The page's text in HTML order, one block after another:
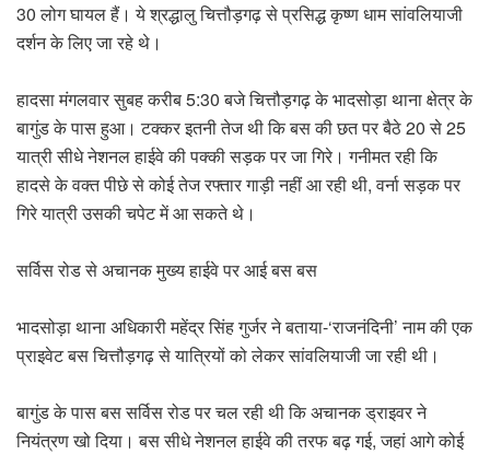
30 लोग घायल हैं। ये श्रद्धालु चित्तौड़गढ़ से प्रसिद्ध कृष्ण धाम सांवलियाजी
दर्शन के लिए जा रहे थे।
हादसा मंगलवार सुबह करीब 5:30 बजे चित्तौड़गढ़ के भादसोड़ा थाना क्षेत्र के
बागुंड के पास हुआ। टक्कर इतनी तेज थी कि बस की छत पर बैठे 20 से 25
यात्री सीधे नेशनल हाईवे की पक्की सड़क पर जा गिरे। गनीमत रही कि
हादसे के वक्त पीछे से कोई तेज रफ्तार गाड़ी नहीं आ रही थी, वर्ना सड़क पर
गिरे यात्री उसकी चपेट में आ सकते थे।
सर्विस रोड से अचानक मुख्य हाईवे पर आई बस बस
भादसोड़ा थाना अधिकारी महेंद्र सिंह गुर्जर ने बताया-‘राजनंदिनी’ नाम की एक
प्राइवेट बस चित्तौड़गढ़ से यात्रियों को लेकर सांवलियाजी जा रही थी।
बागुंड के पास बस सर्विस रोड पर चल रही थी कि अचानक ड्राइवर ने
नियंत्रण खो दिया। बस सीधे नेशनल हाईवे की तरफ बढ़ गई, जहां आगे कोई